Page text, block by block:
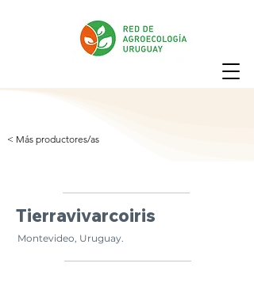
< Más productores/as
Tierravivarcoiris
Montevideo, Uruguay.